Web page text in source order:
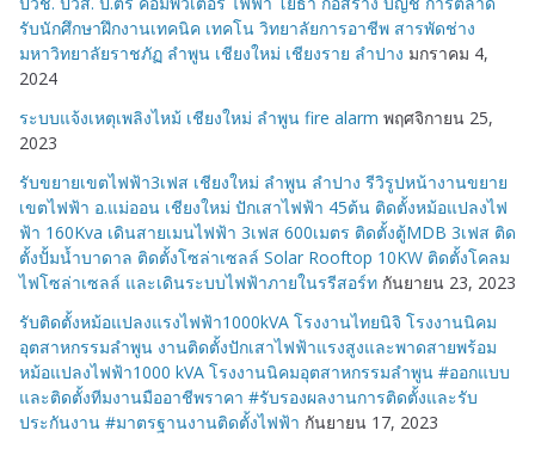
รับนักศึกษาฝึกงานเทคนิค เทคโน วิทยาลัยการอาชีพ สารพัดช่าง
มหาวิทยาลัยราชภัฏ ลำพูน เชียงใหม่ เชียงราย ลำปาง มกราคม 4,
2024
ระบบแจ้งเหตุเพลิงไหม้ เชียงใหม่ ลำพูน fire alarm พฤศจิกายน 25,
2023
รับขยายเขตไฟฟ้า3เฟส เชียงใหม่ ลำพูน ลำปาง รีวิรูปหน้างานขยาย
เขตไฟฟ้า อ.แม่ออน เชียงใหม่ ปักเสาไฟฟ้า 45ต้น ติดตั้งหม้อแปลงไฟ
ฟ้า 160Kva เดินสายเมนไฟฟ้า 3เฟส 600เมตร ติดตั้งตู้MDB 3เฟส ติด
ตั้งปั้มน้ำบาดาล ติดตั้งโซล่าเซลล์ Solar Rooftop 10KW ติดตั้งโคลม
ไฟโซล่าเซลล์ และเดินระบบไฟฟ้าภายในรรีสอร์ท กันยายน 23, 2023
รับติดตั้งหม้อแปลงแรงไฟฟ้า1000kVA โรงงานไทยนิจิ โรงงานนิคม
อุตสาหกรรมลำพูน งานติดตั้งปักเสาไฟฟ้าแรงสูงและพาดสายพร้อม
หม้อแปลงไฟฟ้า1000 kVA โรงงานนิคมอุตสาหกรรมลำพูน #ออกแบบ
และติดตั้งทีมงานมืออาชีพราคา #รับรองผลงานการติดตั้งและรับ
ประกันงาน #มาตรฐานงานติดตั้งไฟฟ้า กันยายน 17, 2023